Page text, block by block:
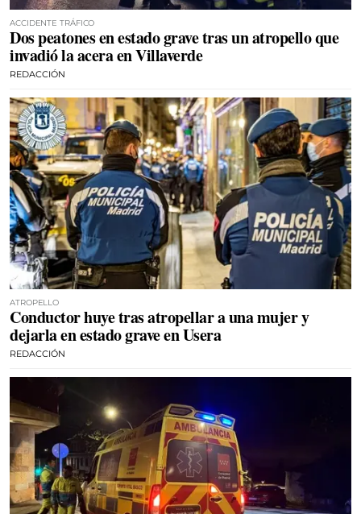
ACCIDENTE TRÁFICO
Dos peatones en estado grave tras un atropello que
invadió la acera en Villaverde
REDACCIÓN
ATROPELLO
Conductor huye tras atropellar a una mujer y
dejarla en estado grave en Usera
REDACCIÓN